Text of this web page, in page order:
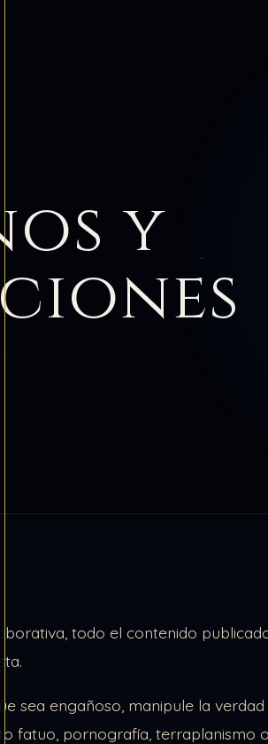
y
todo el contenido
sea engañoso, manipule la
fatuo, pornografía,